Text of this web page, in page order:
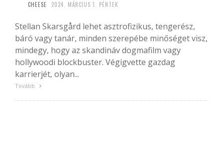
CHEESE 2024. MÁRCIUS 1. PÉNTEK
Stellan Skarsgård lehet asztrofizikus, tengerész,
báró vagy tanár, minden szerepébe minőséget visz,
mindegy, hogy az skandináv dogmafilm vagy
hollywoodi blockbuster. Végigvette gazdag
karrierjét, olyan...
Tovább